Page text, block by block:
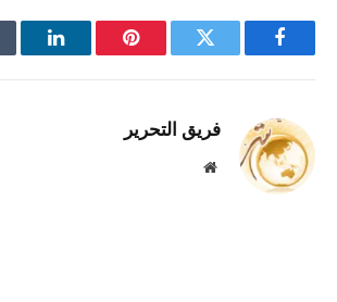
فيسبوك تويتر بينتيريستلينكدإن
فريق التحرير
موقع